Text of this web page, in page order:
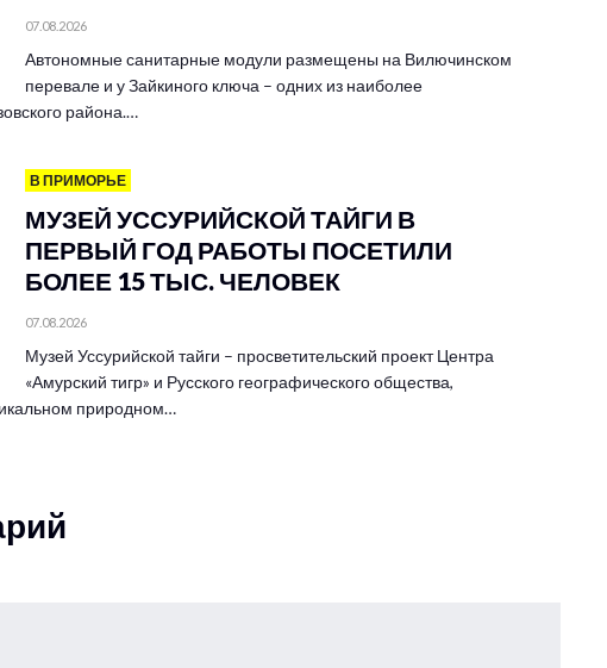
07.08.2026
Автономные санитарные модули размещены на Вилючинском
перевале и у Зайкиного ключа – одних из наиболее
района.…
В ПРИМОРЬЕ
МУЗЕЙ УССУРИЙСКОЙ ТАЙГИ В
ПЕРВЫЙ ГОД РАБОТЫ ПОСЕТИЛИ
БОЛЕЕ 15 ТЫС. ЧЕЛОВЕК
07.08.2026
Музей Уссурийской тайги – просветительский проект Центра
«Амурский тигр» и Русского географического общества,
природном…